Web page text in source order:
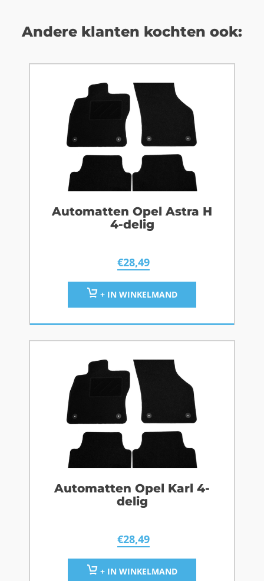
Andere klanten kochten ook:
Automatten Opel Astra H
4-delig
€28,49
+ IN WINKELMAND
Automatten Opel Karl 4-
delig
€28,49
+ IN WINKELMAND